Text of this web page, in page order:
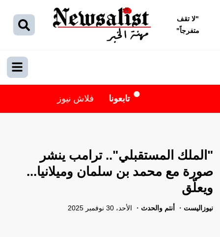
"لا تقف
متفرجاً"
تابعونا فلاش نيوز
"الملك المستقبلي".. ترامب ينشر
صورة مع محمد بن سلمان وميلانيا...
ويعلّق
نيوزاليست أنتم والحدث الأحد، 30 نوفمبر 2025